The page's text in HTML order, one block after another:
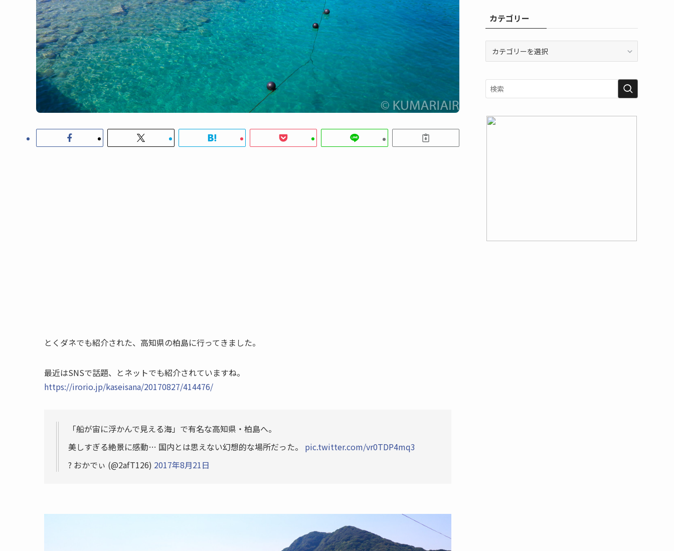
とくダネでも紹介された、高知県の柏島に行ってきました。
最近はSNSで話題、とネットでも紹介されていますね。
https://irorio.jp/kaseisana/20170827/414476/
「船が宙に浮かんで見える海」で有名な高知県・柏島へ。
美しすぎる絶景に感動… 国内とは思えない幻想的な場所だった。 pic.twitter.com/vr0TDP4mq3
? おかでぃ (@2afT126) 2017年8月21日
カテゴリー
リ
ー